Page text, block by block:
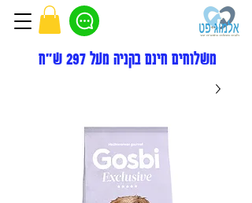
משלוחים חינם בקניה מעל 297 ש"ח